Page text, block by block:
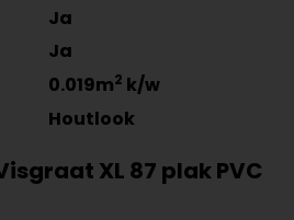
Ja
Ja
0.019m2 k/w
Houtlook
XL 87 plak PVC